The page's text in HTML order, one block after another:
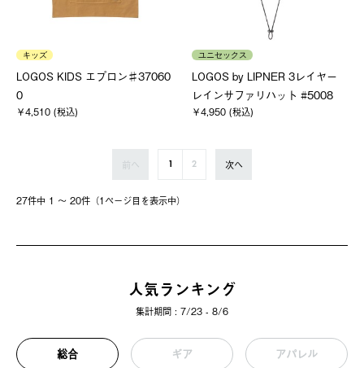
キッズ
LOGOS KIDS エプロン♯37060
0
￥4,510 (税込)
ユニセックス
LOGOS by LIPNER 3レイヤー
レインサファリハット #5008
￥4,950 (税込)
27件中 1 〜 20件（1ページ⽬を表⽰中）
前へ 1 2 次へ
人気ランキング
集計期間 : 7/23 - 8/6
総合 ギア アパレル